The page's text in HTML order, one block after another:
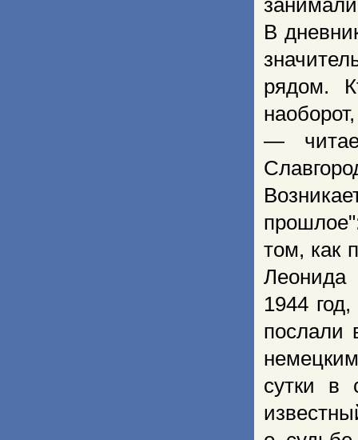
В
рядом.
—
том, как
Леонида
1944
послали
сутки в